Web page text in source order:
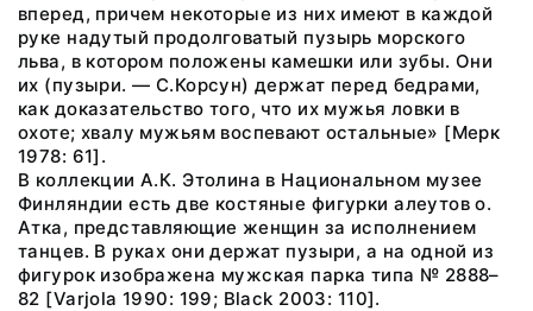
вперед, причем некоторые из них имеют в каждой
руке надутый продолговатый пузырь морского
льва, в котором положены камешки или зубы. Они
их (пузыри. — С.Корсун) держат перед бедрами,
как доказательство того, что их мужья ловки в
охоте; хвалу мужьям воспевают остальные» [Мерк
1978: 61].
В коллекции А.К. Этолина в Национальном музее
Финляндии есть две костяные фигурки алеутов о.
Атка, представляющие женщин за исполнением
танцев. В руках они держат пузыри, а на одной из
фигурок изображена мужская парка типа № 2888–
82 [Varjola 1990: 199; Black 2003: 110].